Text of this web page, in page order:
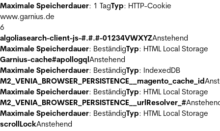
Maximale Speicherdauer: 1 TagTyp: HTTP-Cookie
www.garnius.de
6
algoliasearch-client-js-#.#.#-01234VWXYZAnstehend
Maximale Speicherdauer: BeständigTyp: HTML Local Storage
Garnius-cache#apollogqlAnstehend
Maximale Speicherdauer: BeständigTyp: IndexedDB
M2_VENIA_BROWSER_PERSISTENCE__magento_cache_id
Maximale Speicherdauer: BeständigTyp: HTML Local Storage
M2_VENIA_BROWSER_PERSISTENCE__urlResolver_#
Maximale Speicherdauer: BeständigTyp: HTML Local Storage
scrollLockAnstehend